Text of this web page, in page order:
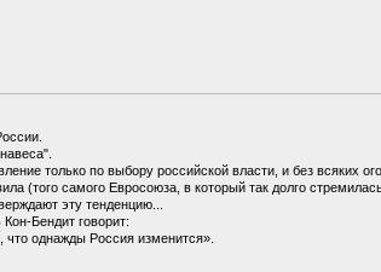
только по выбору российской власти, и без всяких
(того самого Евросоюза, в который так долго
эту тенденцию...
Бендит говорит:
однажды Россия изменится».